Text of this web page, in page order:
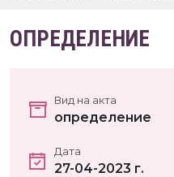
ОПРЕДЕЛЕНИЕ
Вид на акта
определение
Дата
27-04-2023 г.